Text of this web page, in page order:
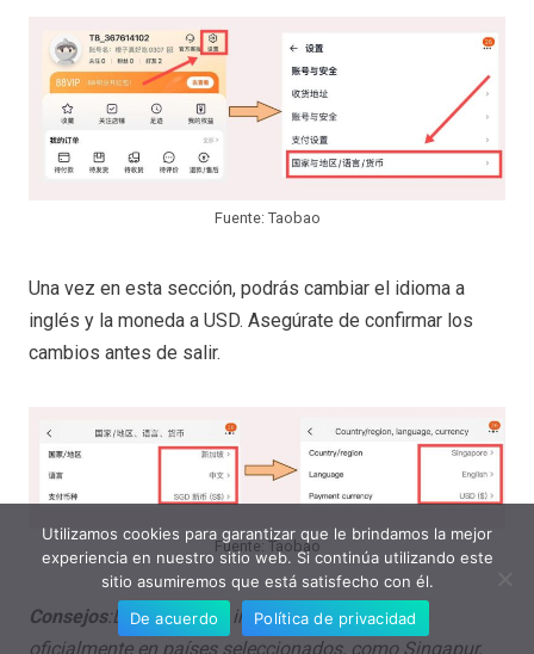
Fuente: Taobao
Una vez en esta sección, podrás cambiar el idioma a
inglés y la moneda a USD. Asegúrate de confirmar los
cambios antes de salir.
Fuente: Taobao
Consejos:La interfaz en inglés solo se admite
oficialmente en países seleccionados, como Singapur,
Utilizamos cookies para garantizar que le brindamos la mejor
experiencia en nuestro sitio web. Si continúa utilizando este
sitio asumiremos que está satisfecho con él.
De acuerdo
Política de privacidad